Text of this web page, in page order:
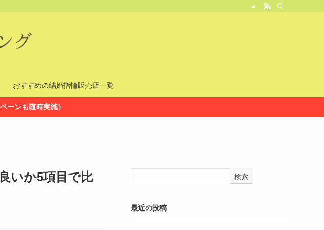
おすすめの結婚指輪販売店一覧
ーンも随時実施）
いか5項目で比
検索
最近の投稿